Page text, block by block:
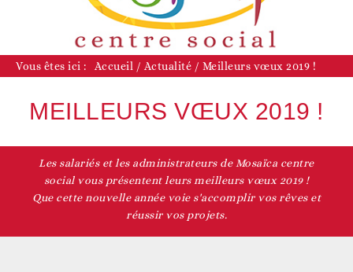
Vous êtes ici : Accueil / Actualité / Meilleurs vœux 2019 !
MEILLEURS VŒUX 2019 !
Les salariés et les administrateurs de Mosaïca centre
social vous présentent leurs meilleurs vœux 2019 !
Que cette nouvelle année voie s'accomplir vos rêves et
réussir vos projets.